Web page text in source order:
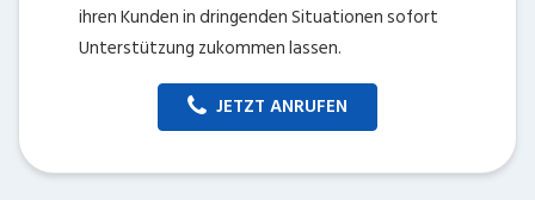
ihren Kunden in dringenden Situationen sofort
Unterstützung zukommen lassen.
JETZT ANRUFEN